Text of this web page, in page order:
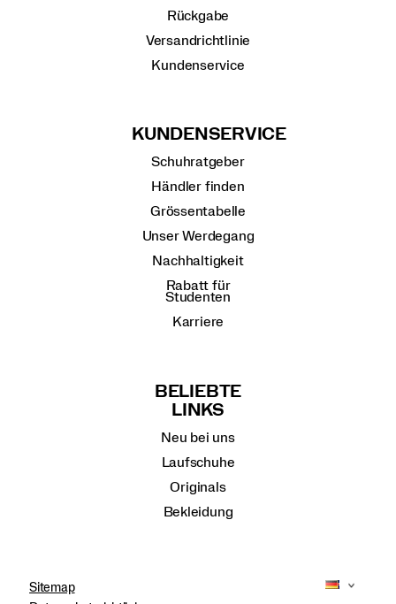
Rückgabe
Versandrichtlinie
Kundenservice
KUNDENSERVICE
Schuhratgeber
Händler finden
Grössentabelle
Unser Werdegang
Nachhaltigkeit
Rabatt für
Studenten
Karriere
BELIEBTE
LINKS
Neu bei uns
Laufschuhe
Originals
Bekleidung
Sitemap